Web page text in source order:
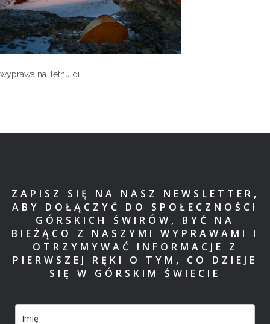
wyprawa na Tetnuldi
ZAPISZ SIĘ NA NASZ NEWSLETTER,
ABY DOŁĄCZYĆ DO SPOŁECZNOŚCI
GÓRSKICH ŚWIRÓW, BYĆ NA
BIEŻĄCO Z NASZYMI WYPRAWAMI I
OTRZYMYWAĆ INFORMACJE Z
PIERWSZEJ RĘKI O TYM, CO DZIEJE
SIĘ W GÓRSKIM ŚWIECIE